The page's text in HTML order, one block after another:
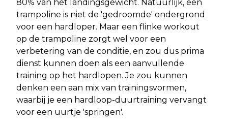
80% van het landingsgewicht. Natuurlijk, een
trampoline is niet de 'gedroomde' ondergrond
voor een hardloper. Maar een flinke workout
op de trampoline zorgt wel voor een
verbetering van de conditie, en zou dus prima
dienst kunnen doen als een aanvullende
training op het hardlopen. Je zou kunnen
denken een aan mix van trainingsvormen,
waarbij je een hardloop-duurtraining vervangt
voor een uurtje 'springen'.